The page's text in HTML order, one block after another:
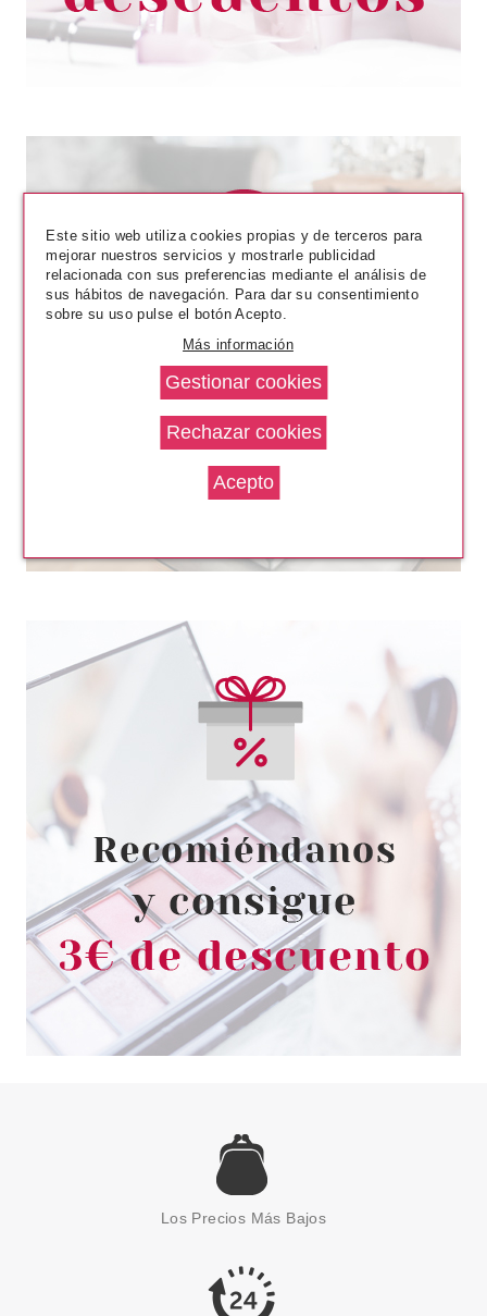
Los Precios Más Bajos
Este sitio web utiliza cookies propias y de terceros para
mejorar nuestros servicios y mostrarle publicidad
relacionada con sus preferencias mediante el análisis de
sus hábitos de navegación. Para dar su consentimiento
sobre su uso pulse el botón Acepto.
Más información